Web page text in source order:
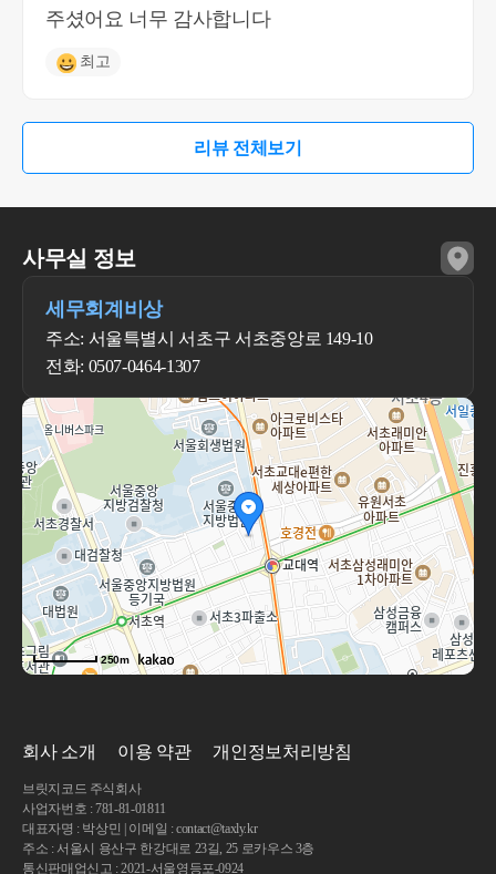
주셨어요 너무 감사합니다
최고
리뷰 전체보기
사무실 정보
세무회계비상
주소: 서울특별시 서초구 서초중앙로 149-10
전화: 0507-0464-1307
250m
회사 소개 이용 약관 개인정보처리방침
브릿지코드 주식회사
사업자번호 : 781-81-01811
대표자명 : 박상민 | 이메일 : contact@taxly.kr
주소 : 서울시 용산구 한강대로 23길, 25 로카우스 3층
통신판매업신고 : 2021-서울영등포-0924